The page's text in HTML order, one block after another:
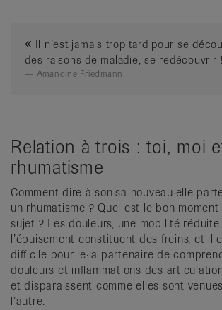
Il n’est jamais trop tard pour se
des raisons de maladie, se redécouvrir !
Amandine Friedmann
Relation à trois : toi, moi
rhumatisme
Comment dire à son·sa nouveau·elle
un rhumatisme ? Quel est le bon
sujet ? Les douleurs, une mobilité
l’épuisement constituent des freins, et il
difficile pour le·la partenaire de
douleurs et inflammations des
et disparaissent comme elles sont
l’autre.